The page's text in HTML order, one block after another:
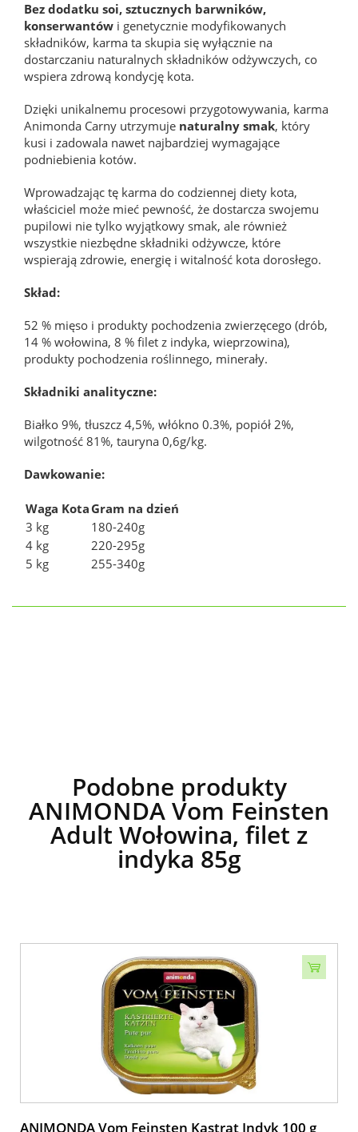
Bez dodatku soi, sztucznych barwników,
konserwantów i genetycznie modyfikowanych
składników, karma ta skupia się wyłącznie na
dostarczaniu naturalnych składników odżywczych, co
wspiera zdrową kondycję kota.
Dzięki unikalnemu procesowi przygotowywania, karma
Animonda Carny utrzymuje naturalny smak, który
kusi i zadowala nawet najbardziej wymagające
podniebienia kotów.
Wprowadzając tę karma do codziennej diety kota,
właściciel może mieć pewność, że dostarcza swojemu
pupilowi nie tylko wyjątkowy smak, ale również
wszystkie niezbędne składniki odżywcze, które
wspierają zdrowie, energię i witalność kota dorosłego.
Skład:
52 % mięso i produkty pochodzenia zwierzęcego (drób,
14 % wołowina, 8 % filet z indyka, wieprzowina),
produkty pochodzenia roślinnego, minerały.
Składniki analityczne:
Białko 9%, tłuszcz 4,5%, włókno 0.3%, popiół 2%,
wilgotność 81%, tauryna 0,6g/kg.
Dawkowanie:
Waga Kota Gram na dzień
3 kg
180-240g
4 kg
220-295g
5 kg
255-340g
Podobne produkty
ANIMONDA Vom Feinsten
Adult Wołowina, filet z
indyka 85g
ANIMONDA Vom Feinsten Kastrat Indyk 100 g